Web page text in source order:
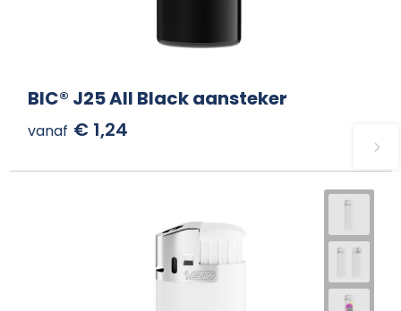
BIC® J25 All Black aansteker
vanaf € 1,24